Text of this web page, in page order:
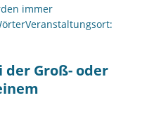
immer
der Groß- oder